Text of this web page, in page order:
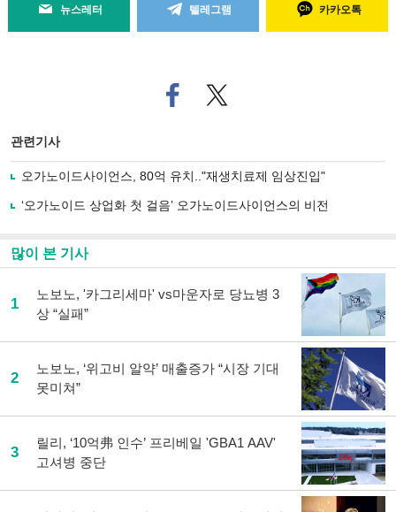
뉴스레터 텔레그램 카카오톡
페
이
로
기
사
기
트위
터로
관련기사
오가노이드사이언스, 80억 유치.."재생치료제 임상진입"
‘오가노이드 상업화 첫 걸음’ 오가노이드사이언스의 비전
많이 본 기사
1
노보노, '카그리세마' vs마운자로 당뇨병 3
상 “실패”
2
노보노, ‘위고비 알약’ 매출증가 “시장 기대
못미쳐”
3
릴리, ‘10억弗 인수’ 프리베일 'GBA1 AAV'
고셔병 중단